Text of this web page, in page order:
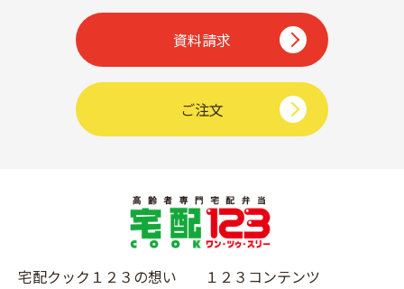
資料請求
ご注文
宅配クック１２３の想い
１２３コンテンツ